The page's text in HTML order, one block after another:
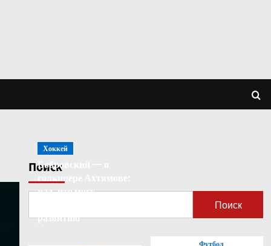
Поиск
Поиск
Хоккей
Бобровский — о
рад, что могу
развитию
Футбол